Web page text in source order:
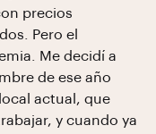
precios
Pero el
Me decidí a
de ese año
actual, que
y cuando ya